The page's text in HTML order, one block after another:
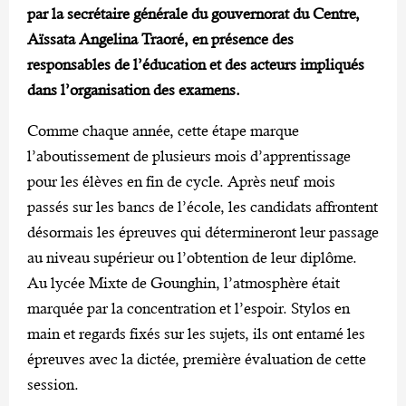
par la secrétaire générale du gouvernorat du Centre,
Aïssata Angelina Traoré, en présence des
responsables de l’éducation et des acteurs impliqués
dans l’organisation des examens.
Comme chaque année, cette étape marque
l’aboutissement de plusieurs mois d’apprentissage
pour les élèves en fin de cycle. Après neuf mois
passés sur les bancs de l’école, les candidats affrontent
désormais les épreuves qui détermineront leur passage
au niveau supérieur ou l’obtention de leur diplôme.
Au lycée Mixte de Gounghin, l’atmosphère était
marquée par la concentration et l’espoir. Stylos en
main et regards fixés sur les sujets, ils ont entamé les
épreuves avec la dictée, première évaluation de cette
session.